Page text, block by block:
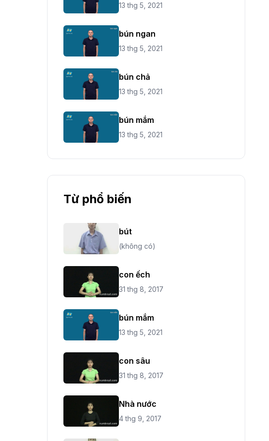
13 thg 5, 2021
bún ngan
13 thg 5, 2021
bún chả
13 thg 5, 2021
bún mắm
13 thg 5, 2021
Từ phổ biến
bút
(không có)
con ếch
31 thg 8, 2017
bún mắm
13 thg 5, 2021
con sâu
31 thg 8, 2017
Nhà nước
4 thg 9, 2017